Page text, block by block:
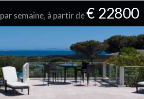
par semaine, à partir de€ 22800